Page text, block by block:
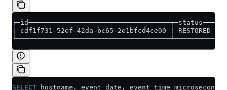
┌─id───────────────────────────────────┬─status───┐
│ cdf1f731-52ef-42da-bc65-2e1bfcd4ce90 │ RESTORED │
└──────────────────────────────────────┴──────────┘
SELECT hostname, event_date,